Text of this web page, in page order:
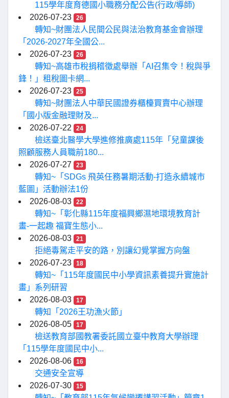
115學年度育德國小職務分配公告(行政/導師)
2026-07-23
26
轉知~財團法人民間公民與法治教育基金會辦理
「2026-2027年全國公...
2026-07-23
26
轉知~高雄市稅捐稽徵處舉辦「AI召集令！稅與爭
鋒！」租稅圖卡網...
2026-07-23
25
轉知~財團法人中華民國證券櫃檯買賣中心辦理
「國小版金融理財及...
2026-07-22
24
檢送臺北醫學大學進修推廣處115年「兒童課後
照顧服務人員職前180...
2026-07-27
23
轉知~「SDGs 飛英任務暑期活動-打造永續城市
藍圖」活動辦法1份
2026-08-03
22
轉知~「彰化縣115年度福興鄉濕地環境教育計
畫-一起趣 福寶生態小...
2026-08-03
21
拒絕毒駕走平安的路，別讓幻覺掌握方向盤
2026-07-23
18
轉知~「115年度國民中小學資訊素養提升實施計
畫」系列研習
2026-08-03
17
轉知「2026王功漁火節」
2026-08-05
17
檢送教育部國教署委託國立臺中教育大學辦理
「115學年度國民中小...
2026-08-06
16
交通安全宣導
2026-07-30
15